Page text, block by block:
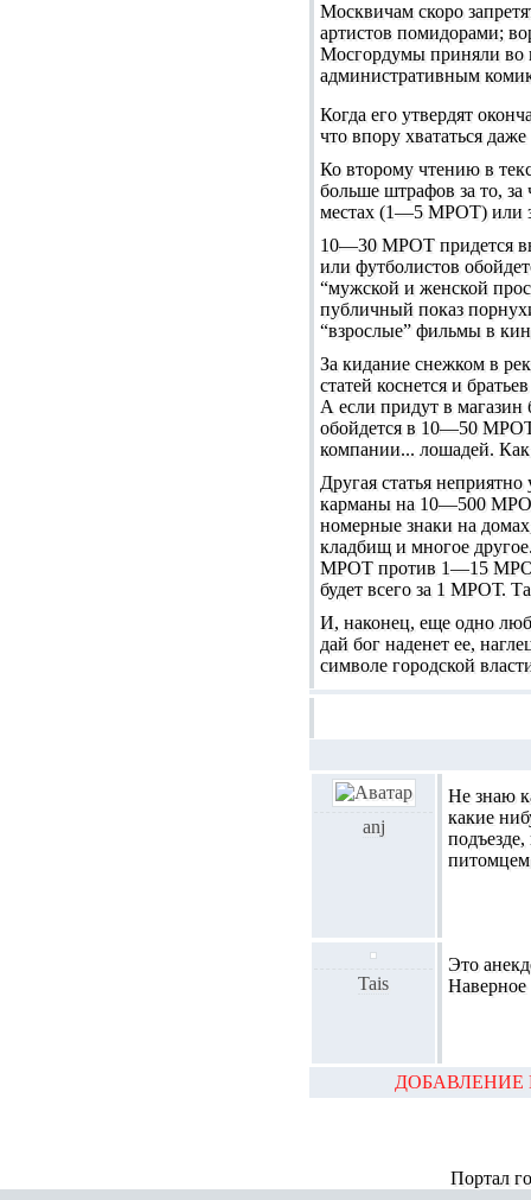
Москвичам скоро
артистов помидорами;
Мосгордумы приняли во
административным
Когда его утвердят
что впору хвататься
Ко второму чтению в
больше штрафов за то,
местах (1—5 МРОТ) или
10—30 МРОТ придется
или футболистов
“мужской и женской
публичный показ
“взрослые” фильмы в
За кидание снежком в
статей коснется и
А если придут в
обойдется в 10—50
компании... лошадей. Как
Другая статья
карманы на 10—500
номерные знаки на
кладбищ и многое
МРОТ против 1—15
будет всего за 1 МРОТ.
И, наконец, еще одно
дай бог наденет ее,
символе городской
anj
Не знаю
какие
питомцем
Tais
Это
Наверное
ДОБАВЛЕНИЕ
Портал